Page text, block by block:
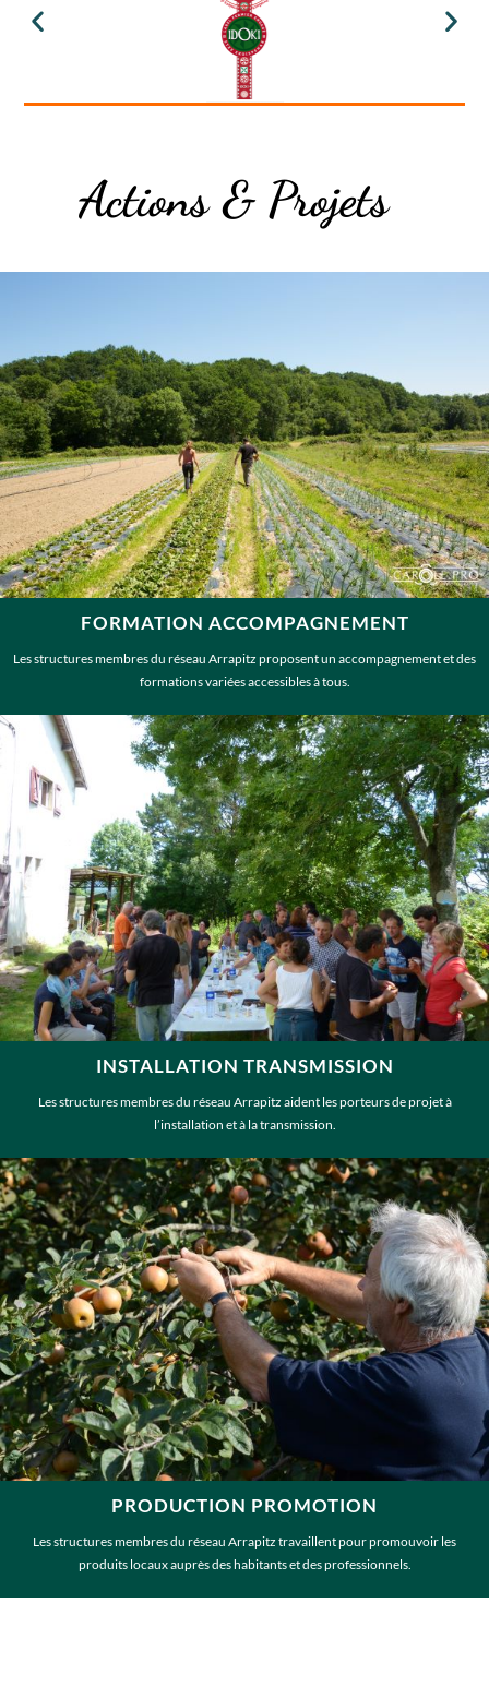
Actions & Projets​
FORMATION ACCOMPAGNEMENT
Les structures membres du réseau Arrapitz proposent un accompagnement et des
formations variées accessibles à tous.
INSTALLATION TRANSMISSION
Les structures membres du réseau Arrapitz aident les porteurs de projet à
l’installation et à la transmission.
PRODUCTION PROMOTION
Les structures membres du réseau Arrapitz travaillent pour promouvoir les
produits locaux auprès des habitants et des professionnels.